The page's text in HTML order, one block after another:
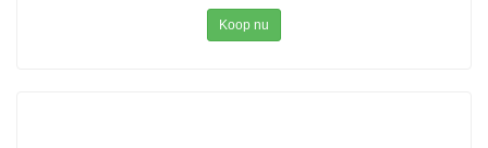
Koop nu